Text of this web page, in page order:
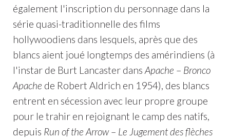
également l'inscription du personnage dans la
série quasi-traditionnelle des films
hollywoodiens dans lesquels, après que des
blancs aient joué longtemps des amérindiens (à
l'instar de Burt Lancaster dans Apache – Bronco
Apache de Robert Aldrich en 1954), des blancs
entrent en sécession avec leur propre groupe
pour le trahir en rejoignant le camp des natifs,
depuis Run of the Arrow– Le Jugement des flèches